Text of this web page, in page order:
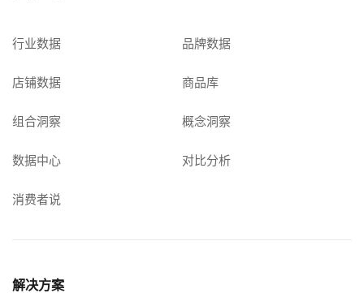
行业数据 品牌数据
店铺数据 商品库
组合洞察 概念洞察
数据中心 对比分析
消费者说
解决方案